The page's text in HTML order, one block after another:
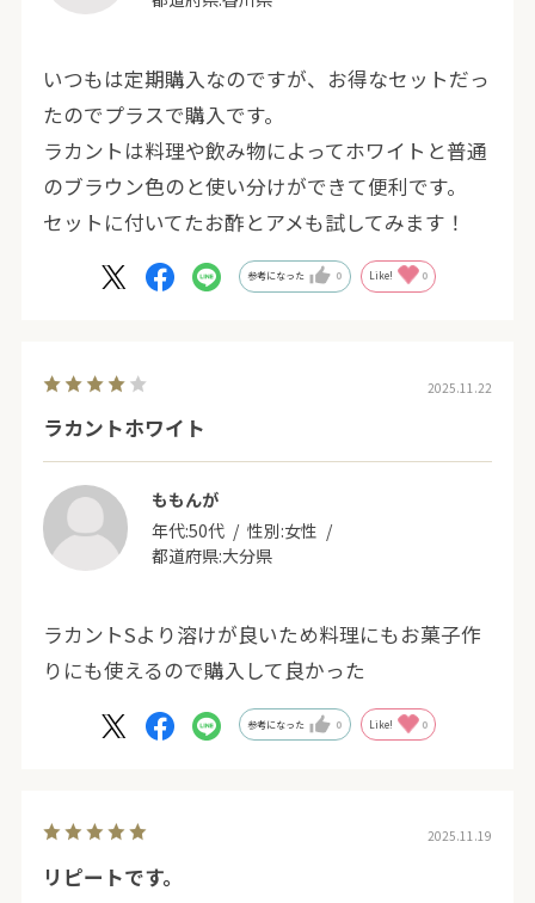
いつもは定期購入なのですが、お得なセットだっ
たのでプラスで購入です。
ラカントは料理や飲み物によってホワイトと普通
のブラウン色のと使い分けができて便利です。
セットに付いてたお酢とアメも試してみます！
参考になった 0 Like! 0
2025.11.22
ラカントホワイト
ももんが
年代:50代 性別:女性
都道府県:大分県
ラカントSより溶けが良いため料理にもお菓子作
りにも使えるので購入して良かった
参考になった 0 Like! 0
2025.11.19
リピートです。